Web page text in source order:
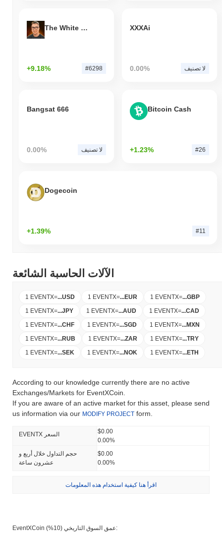
The White Bull
+9.18% #6298
XXXAi
0.00% لا تصنيف
Bangsat 666
0.00% لا تصنيف
Bitcoin Cash
+1.23% #26
Dogecoin
+1.39% #11
الآلات الحاسبة الشائعة
1 EVENTX=...USD 1 EVENTX=...EUR 1 EVENTX=...GBP
1 EVENTX=...JPY 1 EVENTX=...AUD 1 EVENTX=...CAD
1 EVENTX=...CHF 1 EVENTX=...SGD 1 EVENTX=...MXN
1 EVENTX=...RUB 1 EVENTX=...ZAR 1 EVENTX=...TRY
1 EVENTX=...SEK 1 EVENTX=...NOK 1 EVENTX=...ETH
According to our knowledge currently there are no active
Exchanges/Markets for EventXCoin.
If you are aware of an active market for this asset, please send
us information via our MODIFY PROJECT form.
EVENTX السعر
$0.00
0.00%
حجم التداول خلال أربع و
عشرون ساعة
$0.00
0.00%
اقرأ هنا كيفية استخدام هذه المعلومات
EventXCoin عمق السوق التاريخي (10%):